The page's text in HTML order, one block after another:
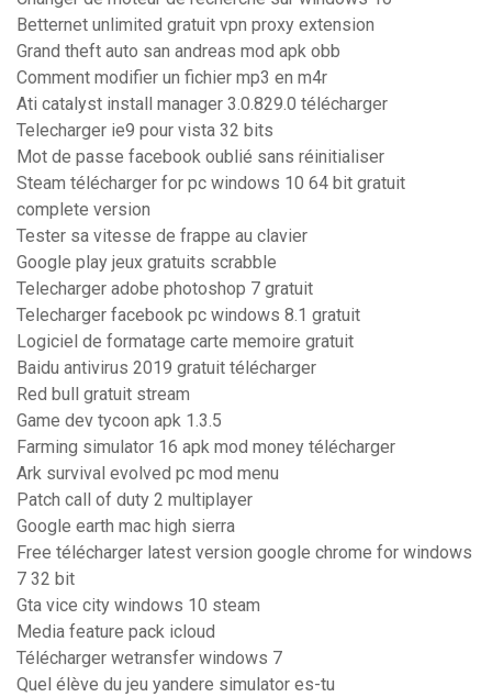
Betternet unlimited gratuit vpn proxy extension
Grand theft auto san andreas mod apk obb
Comment modifier un fichier mp3 en m4r
Ati catalyst install manager 3.0.829.0 télécharger
Telecharger ie9 pour vista 32 bits
Mot de passe facebook oublié sans réinitialiser
Steam télécharger for pc windows 10 64 bit gratuit
complete version
Tester sa vitesse de frappe au clavier
Google play jeux gratuits scrabble
Telecharger adobe photoshop 7 gratuit
Telecharger facebook pc windows 8.1 gratuit
Logiciel de formatage carte memoire gratuit
Baidu antivirus 2019 gratuit télécharger
Red bull gratuit stream
Game dev tycoon apk 1.3.5
Farming simulator 16 apk mod money télécharger
Ark survival evolved pc mod menu
Patch call of duty 2 multiplayer
Google earth mac high sierra
Free télécharger latest version google chrome for windows
7 32 bit
Gta vice city windows 10 steam
Media feature pack icloud
Télécharger wetransfer windows 7
Quel élève du jeu yandere simulator es-tu